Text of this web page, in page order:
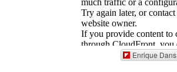
Enrique Dans